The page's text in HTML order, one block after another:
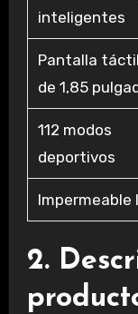
inteligentes
Pantalla
de 1,85
112 modos
deportivos
Impermeable
2.